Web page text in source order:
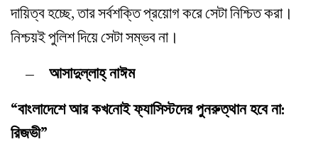
দায়িত্ব হচ্ছে, তার সর্বশক্তি প্রয়োগ করে সেটা নিশ্চিত করা।
নিশ্চয়ই পুলিশ দিয়ে সেটা সম্ভব না।
– আসাদুল্লাহ্‌ নাঈম
“বাংলাদেশে আর কখনোই ফ্যাসিস্টদের পুনরুত্থান হবে না:
রিজভী”